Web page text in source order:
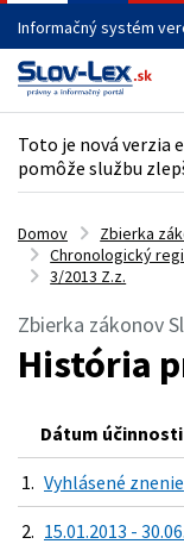
Informačný systém
Toto je nová verzia
pomôže službu
Domov
Zbierka
Chronologický
3/2013 Z.z.
Zbierka zákonov
História
Dátum účinnosti
1. Vyhlásené znenie
2. 15.01.2013 -